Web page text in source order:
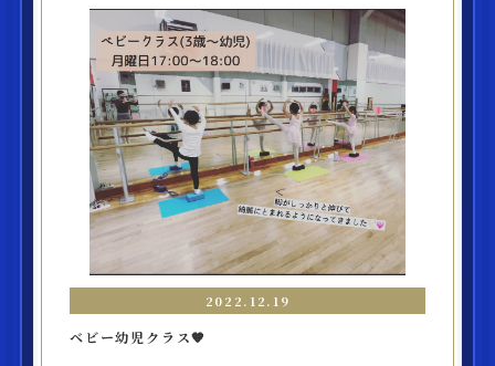
2022.12.19
ベビー幼児クラス🧡